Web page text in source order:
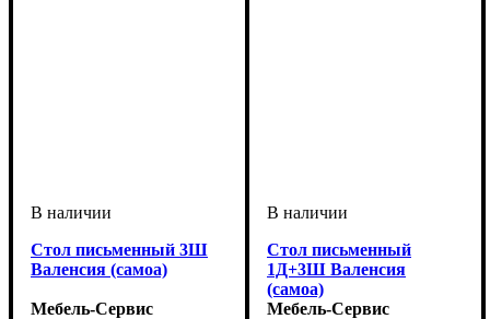
Стол письменный 3Ш
Валенсия (самоа)
Мебель-Сервис
Стол письменный
1Д+3Ш Валенсия
(самоа)
Мебель-Сервис